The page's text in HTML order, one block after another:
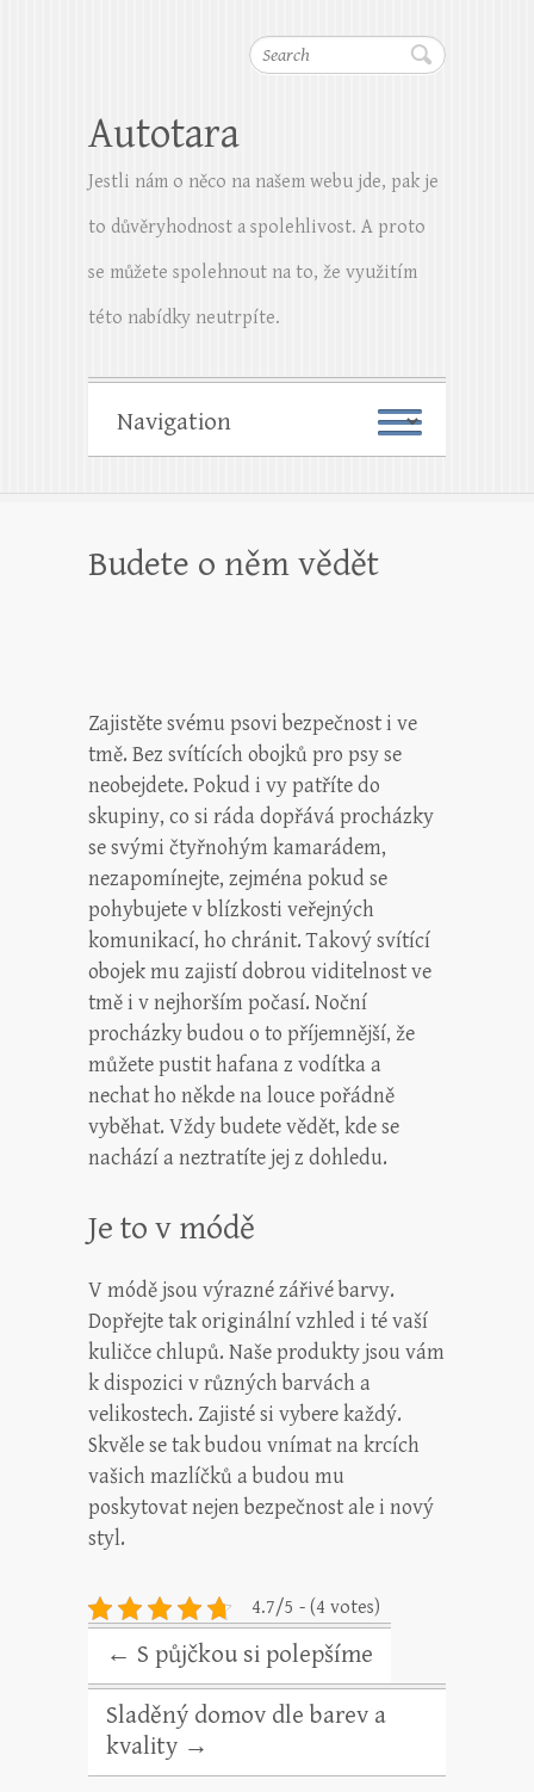
Search
Autotara
Jestli nám o něco na našem webu jde, pak je
to důvěryhodnost a spolehlivost. A proto
se můžete spolehnout na to, že využitím
této nabídky neutrpíte.
Budete o něm vědět
Zajistěte svému psovi bezpečnost i ve
tmě. Bez svítících obojků pro psyse
neobejdete. Pokud i vy patříte do
skupiny, co si ráda dopřává procházky
se svými čtyřnohým kamarádem,
nezapomínejte, zejména pokud se
pohybujete v blízkosti veřejných
komunikací, ho chránit. Takový svítící
obojek mu zajistí dobrou viditelnost ve
tmě i v nejhorším počasí. Noční
procházky budou o to příjemnější, že
můžete pustit hafana z vodítka a
nechat ho někde na louce pořádně
vyběhat. Vždy budete vědět, kde se
nachází a neztratíte jej z dohledu.
Je to v módě
V módě jsou výrazné zářivé barvy.
Dopřejte tak originální vzhled i té vaší
kuličce chlupů. Naše produkty jsou vám
k dispozici v různých barvách a
velikostech. Zajisté si vybere každý.
Skvěle se tak budou vnímat na krcích
vašich mazlíčků a budou mu
poskytovat nejen bezpečnost ale i nový
styl.
4.7/5 - (4 votes)
← S půjčkou si polepšíme
Sladěný domov dle barev a
kvality →